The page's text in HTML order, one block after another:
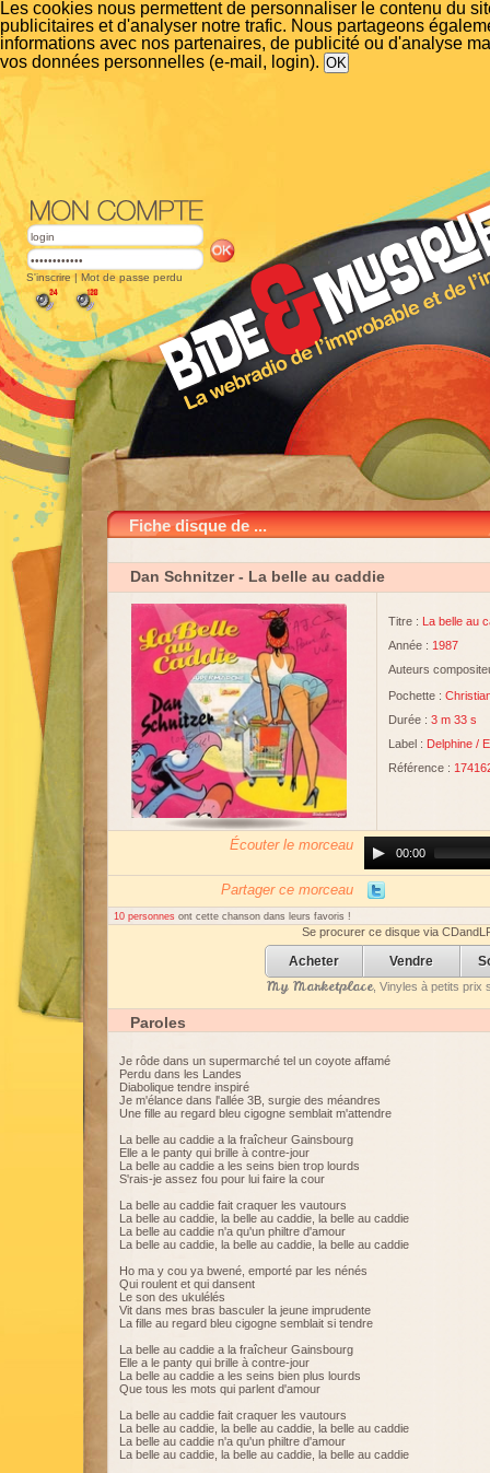
Les cookies nous permettent de personnaliser le contenu du
publicitaires et d'analyser notre trafic. Nous partageons
informations avec nos partenaires, de publicité ou d'analyse
vos données personnelles (e-mail, login).
S'inscrire | Mot de passe perdu
Fiche disque de ...
Dan Schnitzer- La belle au caddie
Titre : La belle au
Année : 1987
Auteurs
Pochette :
Durée : 3 m 33 s
Label : Delphine /
Référence :
Écouter le morceau
Player00:00
Partager ce morceau
10 personnes ont cette chanson dans leurs favoris !
Se procurer ce disque via
Acheter Vendre
My Marketplace, Vinyles à petits prix
Paroles
Je rôde dans un supermarché tel un coyote affamé
Perdu dans les Landes
Diabolique tendre inspiré
Je m'élance dans l'allée 3B, surgie des méandres
Une fille au regard bleu cigogne semblait m'attendre
La belle au caddie a la fraîcheur Gainsbourg
Elle a le panty qui brille à contre-jour
La belle au caddie a les seins bien trop lourds
S'rais-je assez fou pour lui faire la cour
La belle au caddie fait craquer les vautours
La belle au caddie, la belle au caddie, la belle au caddie
La belle au caddie n'a qu'un philtre d'amour
La belle au caddie, la belle au caddie, la belle au caddie
Ho ma y cou ya bwené, emporté par les nénés
Qui roulent et qui dansent
Le son des ukulélés
Vit dans mes bras basculer la jeune imprudente
La fille au regard bleu cigogne semblait si tendre
La belle au caddie a la fraîcheur Gainsbourg
Elle a le panty qui brille à contre-jour
La belle au caddie a les seins bien plus lourds
Que tous les mots qui parlent d'amour
La belle au caddie fait craquer les vautours
La belle au caddie, la belle au caddie, la belle au caddie
La belle au caddie n'a qu'un philtre d'amour
La belle au caddie, la belle au caddie, la belle au caddie